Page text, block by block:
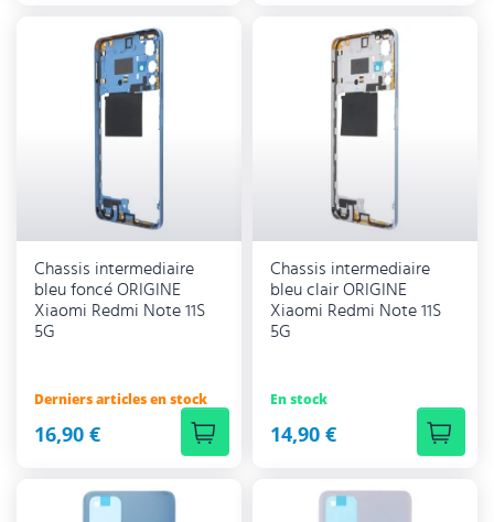
Chassis intermediaire
bleu foncé ORIGINE
Xiaomi Redmi Note 11S
5G
Derniers articles en stock
16,90 €
Chassis intermediaire
bleu clair ORIGINE
Xiaomi Redmi Note 11S
5G
En stock
14,90 €